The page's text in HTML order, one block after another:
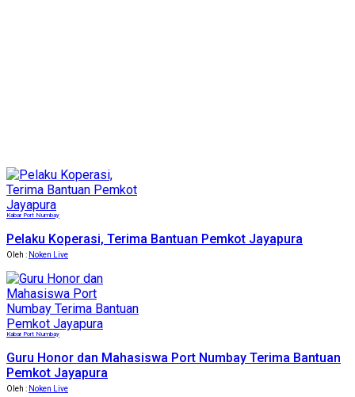
Kabar Port Numbay
Pelaku Koperasi, Terima Bantuan Pemkot Jayapura
Oleh : Noken Live
Kabar Port Numbay
Guru Honor dan Mahasiswa Port Numbay Terima Bantuan
Pemkot Jayapura
Oleh : Noken Live